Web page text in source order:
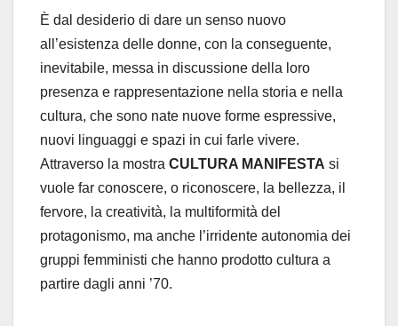
È dal desiderio di dare un senso nuovo
all’esistenza delle donne, con la conseguente,
inevitabile, messa in discussione della loro
presenza e rappresentazione nella storia e nella
cultura, che sono nate nuove forme espressive,
nuovi linguaggi e spazi in cui farle vivere.
Attraverso la mostra CULTURA MANIFESTA si
vuole far conoscere, o riconoscere, la bellezza, il
fervore, la creatività, la multiformità del
protagonismo, ma anche l’irridente autonomia dei
gruppi femministi che hanno prodotto cultura a
partire dagli anni ’70.